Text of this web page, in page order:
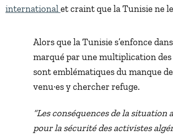
internationalet craint que la Tunisie ne
Alors que la Tunisie s’enfonce
marqué par une multiplication des
sont emblématiques du manque
venu·es y chercher refuge.
“Les conséquences de la
pour la sécurité des activistes